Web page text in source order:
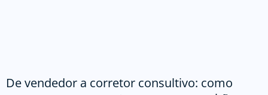
De vendedor a corretor consultivo: como